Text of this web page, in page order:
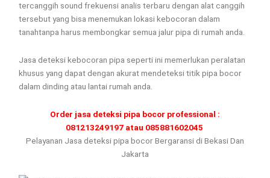
tercanggih sound frekuensi analis terbaru dengan alat canggih
tersebut yang bisa menemukan lokasi kebocoran dalam
tanahtanpa harus membongkar semua jalur pipa di rumah anda.
Jasa deteksi kebocoran pipa seperti ini memerlukan peralatan
khusus yang dapat dengan akurat mendeteksi titik pipa bocor
dalam dinding atau lantai rumah anda.
Order jasa deteksi pipa bocor professional :
081213249197 atau 085881602045
Pelayanan Jasa deteksi pipa bocor Bergaransi di Bekasi Dan
Jakarta